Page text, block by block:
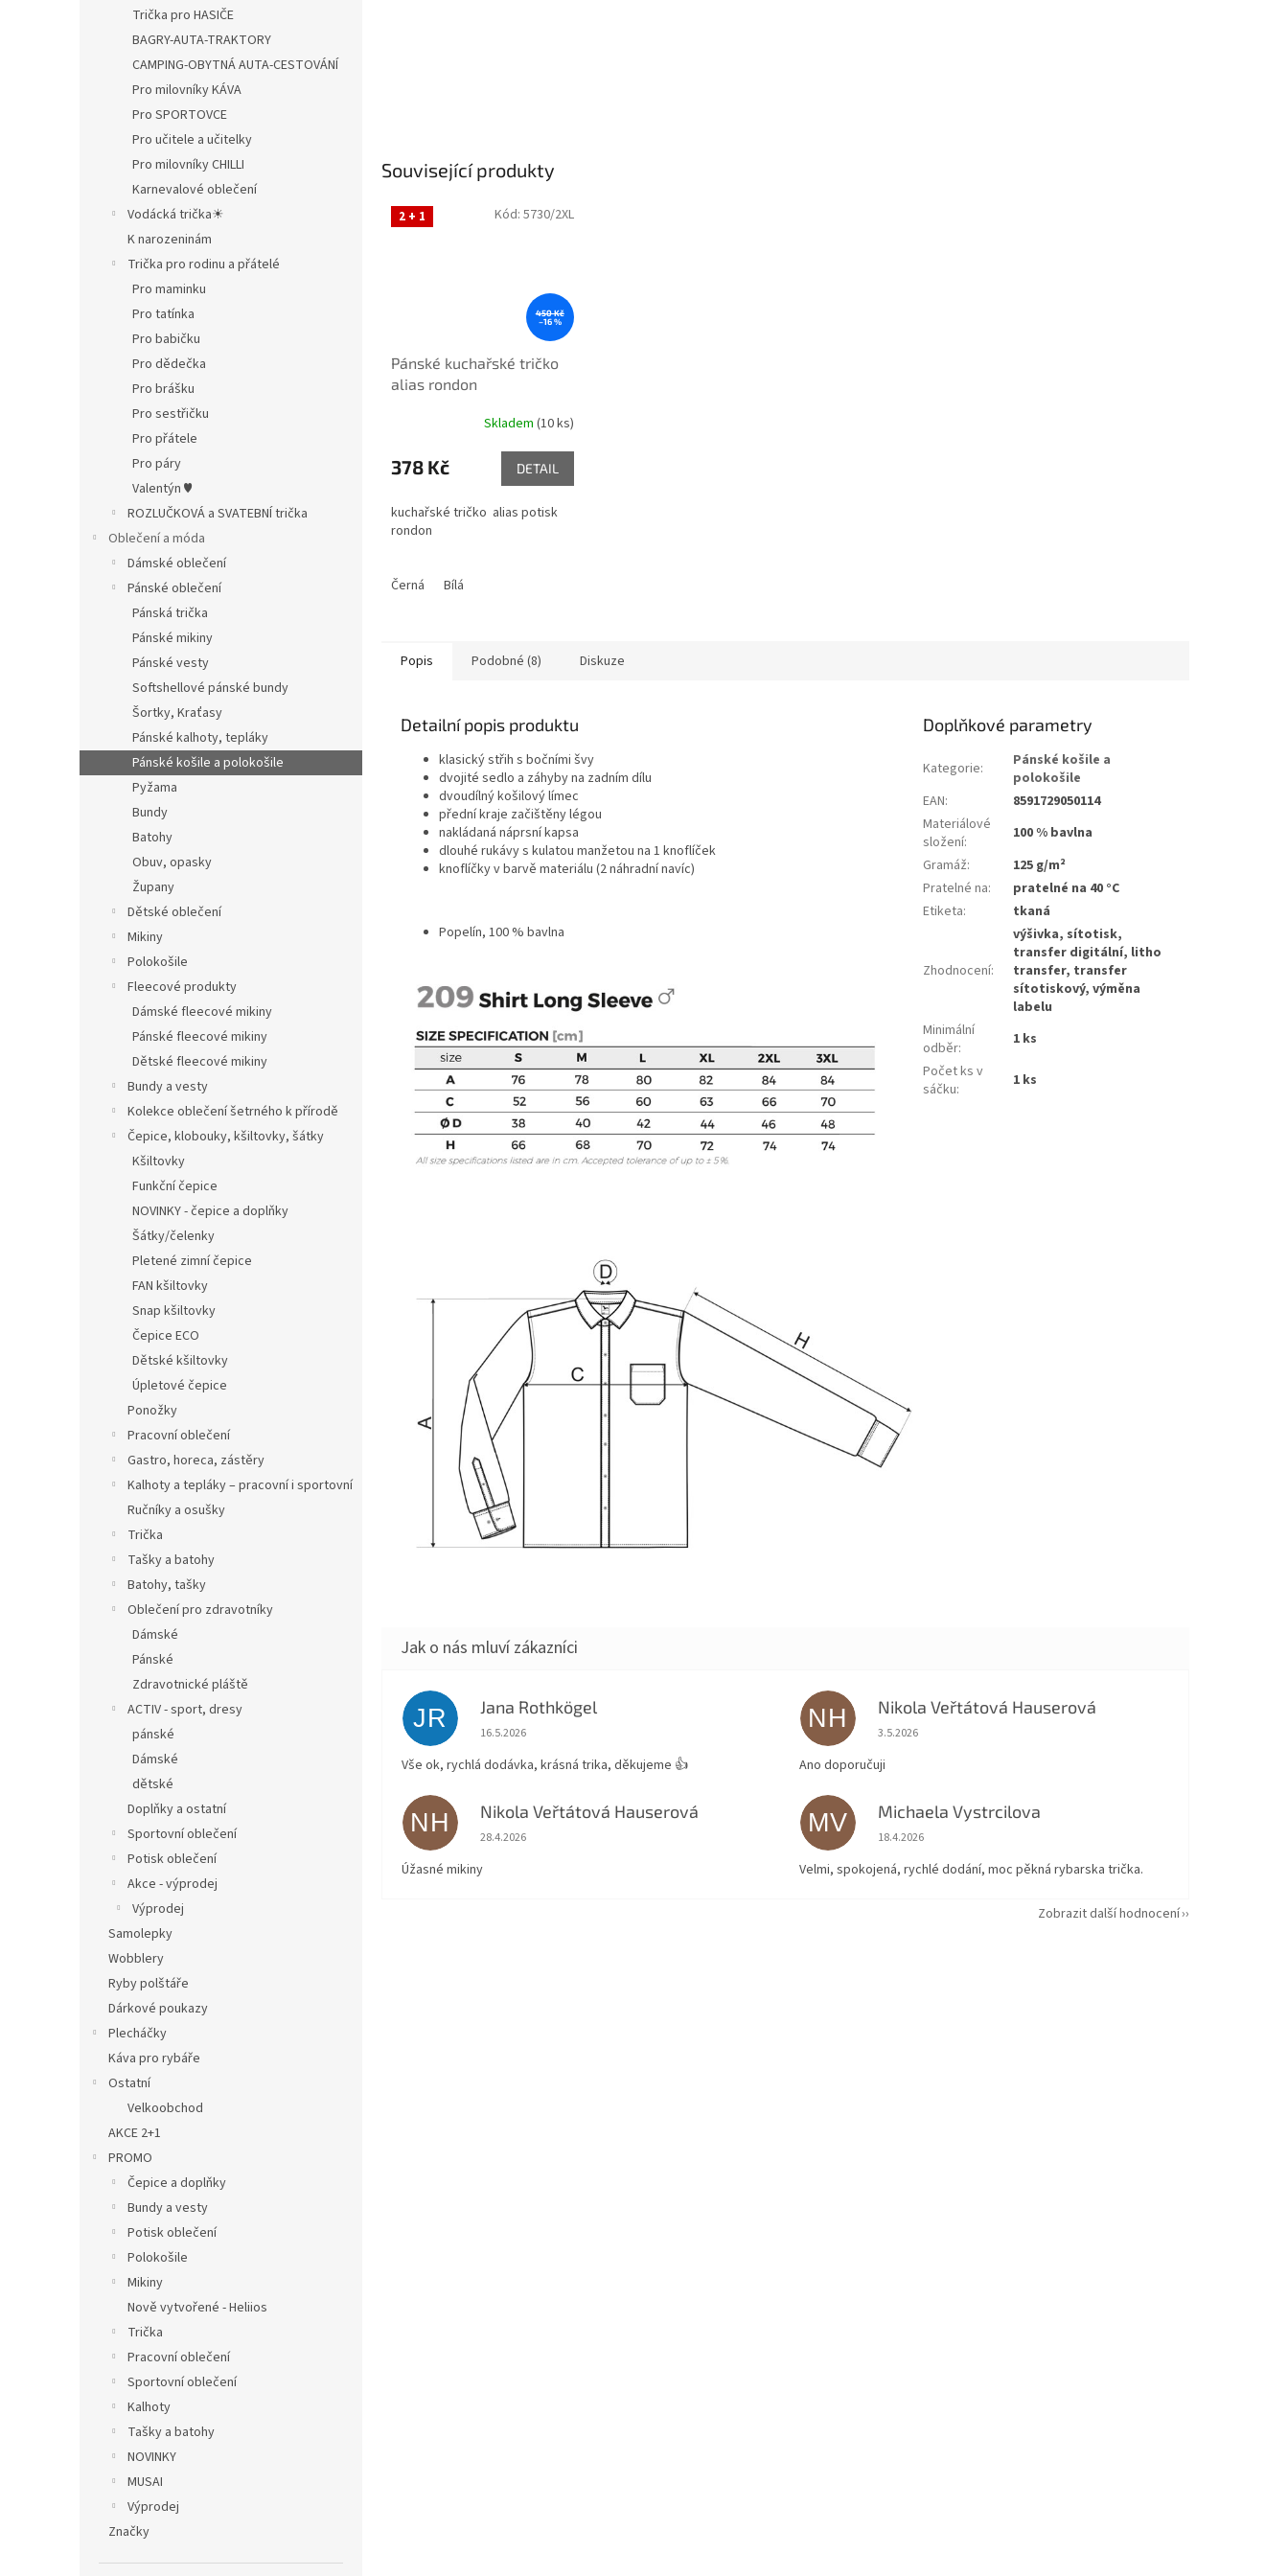
Trička pro HASIČE
BAGRY-AUTA-TRAKTORY
CAMPING-OBYTNÁ AUTA-CESTOVÁNÍ
Pro milovníky KÁVA
Pro SPORTOVCE
Pro učitele a učitelky
Pro milovníky CHILLI
Karnevalové oblečení
Vodácká trička☀
K narozeninám
Trička pro rodinu a přátelé
Pro maminku
Pro tatínka
Pro babičku
Pro dědečka
Pro brášku
Pro sestřičku
Pro přátele
Pro páry
Valentýn ♥
ROZLUČKOVÁ a SVATEBNÍ trička
Oblečení a móda
Dámské oblečení
Pánské oblečení
Pánská trička
Pánské mikiny
Pánské vesty
Softshellové pánské bundy
Šortky, Kraťasy
Pánské kalhoty, tepláky
Pánské košile a polokošile
Pyžama
Bundy
Batohy
Obuv, opasky
Župany
Dětské oblečení
Mikiny
Polokošile
Fleecové produkty
Dámské fleecové mikiny
Pánské fleecové mikiny
Dětské fleecové mikiny
Bundy a vesty
Kolekce oblečení šetrného k přírodě
Čepice, klobouky, kšiltovky, šátky
Kšiltovky
Funkční čepice
NOVINKY - čepice a doplňky
Šátky/čelenky
Pletené zimní čepice
FAN kšiltovky
Snap kšiltovky
Čepice ECO
Dětské kšiltovky
Úpletové čepice
Ponožky
Pracovní oblečení
Gastro, horeca, zástěry
Kalhoty a tepláky – pracovní i sportovní
Ručníky a osušky
Trička
Tašky a batohy
Batohy, tašky
Oblečení pro zdravotníky
Dámské
Pánské
Zdravotnické pláště
ACTIV - sport, dresy
pánské
Dámské
dětské
Doplňky a ostatní
Sportovní oblečení
Potisk oblečení
Akce - výprodej
Výprodej
Samolepky
Wobblery
Ryby polštáře
Dárkové poukazy
Plecháčky
Káva pro rybáře
Ostatní
Velkoobchod
AKCE 2+1
PROMO
Čepice a doplňky
Bundy a vesty
Potisk oblečení
Polokošile
Mikiny
Nově vytvořené - Heliios
Trička
Pracovní oblečení
Sportovní oblečení
Kalhoty
Tašky a batohy
NOVINKY
MUSAI
Výprodej
Značky
Související produkty
2 + 1
450 Kč
–16 %
Pánské kuchařské tričko
alias rondon
Skladem (10 ks)
378 Kč DETAIL
kuchařské tričko alias potisk
rondon
Černá Bílá
Kód: 5730/2XL
Popis Podobné (8) Diskuze
Detailní popis produktu
klasický střih s bočními švy
dvojité sedlo a záhyby na zadním dílu
dvoudílný košilový límec
přední kraje začištěny légou
nakládaná náprsní kapsa
dlouhé rukávy s kulatou manžetou na 1 knoflíček
knoflíčky v barvě materiálu (2 náhradní navíc)
Popelín, 100 % bavlna
Doplňkové parametry
Kategorie:
Pánské košile a
polokošile
EAN:
8591729050114
Materiálové
složení:
100 % bavlna
Gramáž:
125 g/m²
Pratelné na:
pratelné na 40 °C
Etiketa: tkaná
Zhodnocení:
výšivka, sítotisk,
transfer digitální, litho
transfer, transfer
sítotiskový, výměna
labelu
Minimální
odběr:
1 ks
Počet ks v
sáčku: 1 ks
JR Jana Rothkögel
Hodnocení obchodu je 5 z 5 hvězdiček.
16.5.2026
Vše ok, rychlá dodávka, krásná trika, děkujeme 👍
NH Nikola Veřtátová Hauserová
Hodnocení obchodu je 5 z 5 hvězdiček.
3.5.2026
Ano doporučuji
NH Nikola Veřtátová Hauserová
Hodnocení obchodu je 5 z 5 hvězdiček.
28.4.2026
Úžasné mikiny
MV Michaela Vystrcilova
Hodnocení obchodu je 5 z 5 hvězdiček.
18.4.2026
Velmi, spokojená, rychlé dodání, moc pěkná rybarska trička.
Zobrazit další hodnocení